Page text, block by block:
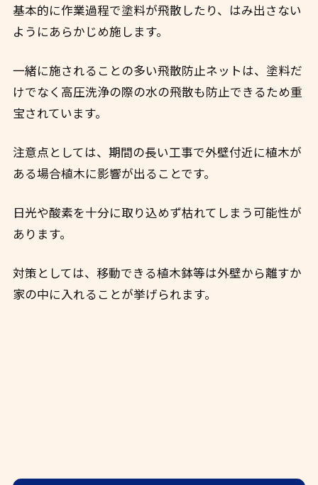
基本的に作業過程で塗料が飛散したり、はみ出さない
ようにあらかじめ施します。
一緒に施されることの多い飛散防止ネットは、塗料だ
けでなく高圧洗浄の際の水の飛散も防止できるため重
宝されています。
注意点としては、期間の長い工事で外壁付近に植木が
ある場合植木に影響が出ることです。
日光や酸素を十分に取り込めず枯れてしまう可能性が
あります。
対策としては、移動できる植木鉢等は外壁から離すか
家の中に入れることが挙げられます。